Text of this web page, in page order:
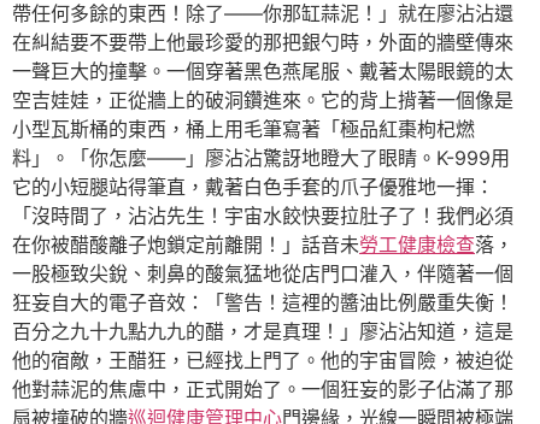
帶任何多餘的東西！除了——你那缸蒜泥！」就在廖沾沾還
在糾結要不要帶上他最珍愛的那把銀勺時，外面的牆壁傳來
一聲巨大的撞擊。一個穿著黑色燕尾服、戴著太陽眼鏡的太
空吉娃娃，正從牆上的破洞鑽進來。它的背上揹著一個像是
小型瓦斯桶的東西，桶上用毛筆寫著「極品紅棗枸杞燃
料」。「你怎麼——」廖沾沾驚訝地瞪大了眼睛。K-999用
它的小短腿站得筆直，戴著白色手套的爪子優雅地一揮：
「沒時間了，沾沾先生！宇宙水餃快要拉肚子了！我們必須
在你被醋酸離子炮鎖定前離開！」話音未勞工健康檢查落，
一股極致尖銳、刺鼻的酸氣猛地從店門口灌入，伴隨著一個
狂妄自大的電子音效：「警告！這裡的醬油比例嚴重失衡！
百分之九十九點九九的醋，才是真理！」廖沾沾知道，這是
他的宿敵，王醋狂，已經找上門了。他的宇宙冒險，被迫從
他對蒜泥的焦慮中，正式開始了。一個狂妄的影子佔滿了那
扇被撞破的牆巡迴健康管理中心門邊緣，光線一瞬間被極端